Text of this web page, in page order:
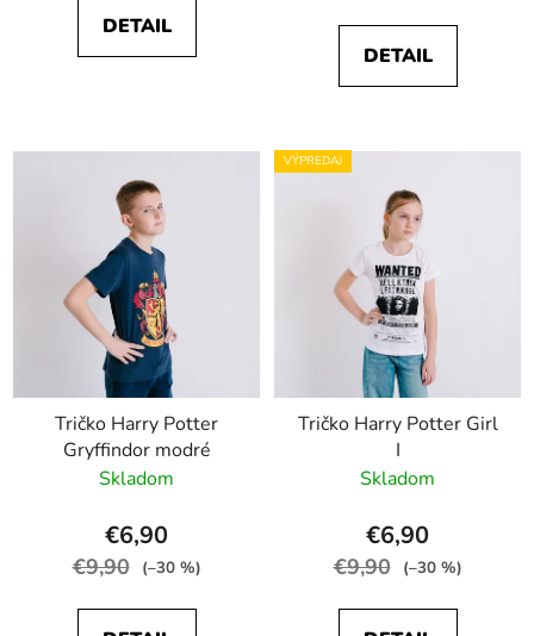
DETAIL
DETAIL
Tričko Harry Potter
Gryffindor modré
Skladom
€6,90
€9,90 (–30 %)
VÝPREDAJ
Tričko Harry Potter Girl
I
Skladom
€6,90
€9,90 (–30 %)